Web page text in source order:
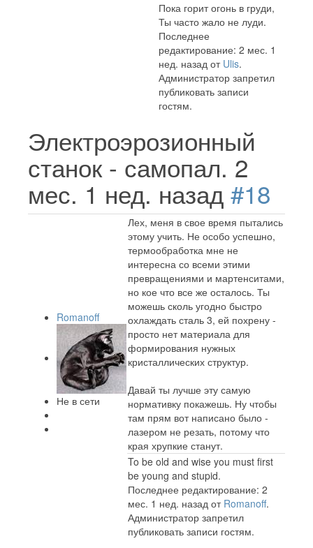
Пока горит огонь в груди,
Ты часто жало не луди.
Последнее
редактирование: 2 мес. 1
нед. назад от Ulis.
Администратор запретил
публиковать записи
гостям.
Электроэрозионный
станок - самопал. 2
мес. 1 нед. назад #18
Romanoff
Не в сети
Лех, меня в свое время пытались
этому учить. Не особо успешно,
термообработка мне не
интересна со всеми этими
превращениями и мартенситами,
но кое что все же осталось. Ты
можешь сколь угодно быстро
охлаждать сталь 3, ей похрену -
просто нет материала для
формирования нужных
кристаллических структур.
Давай ты лучше эту самую
нормативку покажешь. Ну чтобы
там прям вот написано было -
лазером не резать, потому что
края хрупкие станут.
To be old and wise you must first
be young and stupid.
Последнее редактирование: 2
мес. 1 нед. назад от Romanoff.
Администратор запретил
публиковать записи гостям.